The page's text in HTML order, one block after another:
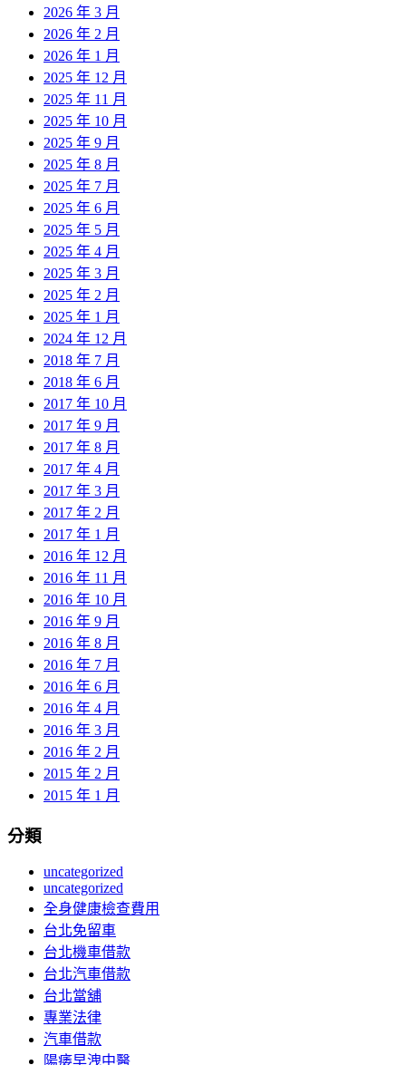
2026 年 3 月
2026 年 2 月
2026 年 1 月
2025 年 12 月
2025 年 11 月
2025 年 10 月
2025 年 9 月
2025 年 8 月
2025 年 7 月
2025 年 6 月
2025 年 5 月
2025 年 4 月
2025 年 3 月
2025 年 2 月
2025 年 1 月
2024 年 12 月
2018 年 7 月
2018 年 6 月
2017 年 10 月
2017 年 9 月
2017 年 8 月
2017 年 4 月
2017 年 3 月
2017 年 2 月
2017 年 1 月
2016 年 12 月
2016 年 11 月
2016 年 10 月
2016 年 9 月
2016 年 8 月
2016 年 7 月
2016 年 6 月
2016 年 4 月
2016 年 3 月
2016 年 2 月
2015 年 2 月
2015 年 1 月
分類
uncategorized
uncategorized
全身健康檢查費用
台北免留車
台北機車借款
台北汽車借款
台北當舖
專業法律
汽車借款
陽痿早洩中醫